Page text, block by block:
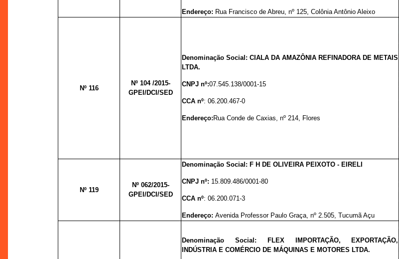
Endereço: Rua Francisco de Abreu, nº 125, Colônia Antônio Aleixo
Nº 116
Nº 104 /2015-
GPEI/DCI/SED
Denominação Social: CIALA DA AMAZÔNIA REFINADORA DE METAIS
LTDA.
CNPJ nº:07.545.138/0001-15
CCA nº: 06.200.467-0
Endereço: Rua Conde de Caxias, nº 214, Flores
Nº 119
Nº 062/2015-
GPEI/DCI/SED
Denominação Social: F H DE OLIVEIRA PEIXOTO - EIRELI
CNPJ nº: 15.809.486/0001-80
CCA nº: 06.200.071-3
Endereço:Avenida Professor Paulo Graça, nº 2.505, Tucumã Açu
Denominação Social: FLEX IMPORTAÇÃO, EXPORTAÇÃO,
INDÚSTRIA E COMÉRCIO DE MÁQUINAS E MOTORES LTDA.